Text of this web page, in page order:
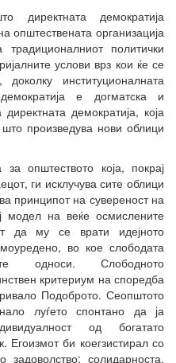
директната демократија
општествената организација
политички
услови врз кои ќе се
институционалната
е догматска и
демократија, која
произведува нови облици
општеството која, покрај
ги исклучува сите облици
принципот на сувереност на
модел на веќе осмислените
да му се врати идејното
во кое слободата
односи. Слободното
критериум на споредба
Подоброто. Сеопштото
луѓето спонтано да ја
од богатато
Егоизмот би коегзистирал со
солидарноста.